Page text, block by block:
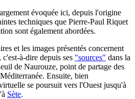
évoquée ici, depuis l'origine
techniques que Pierre-Paul Riquet
sont également abordées.
et les images présentés concernent
à-dire depuis ses "sources" dans la
de Naurouze, point de partage des
Ensuite, bien
se poursuit vers l'Ouest jusqu'à
Sète.